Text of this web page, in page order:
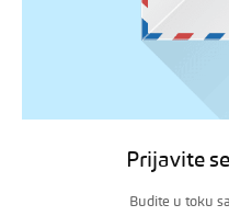
Prijavite
Budite u toku